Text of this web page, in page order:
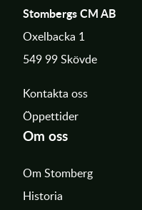
Stombergs CM AB
Oxelbacka 1
549 99 Skövde
Kontakta oss
Öppettider
Om oss
Om Stomberg
Historia